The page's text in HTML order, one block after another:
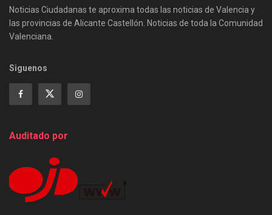
Noticias Ciudadanas te aproxima todas las noticias de Valencia y
las provincias de Alicante Castellón. Noticias de toda la Comunidad
Valenciana.
Siguenos
Auditado por